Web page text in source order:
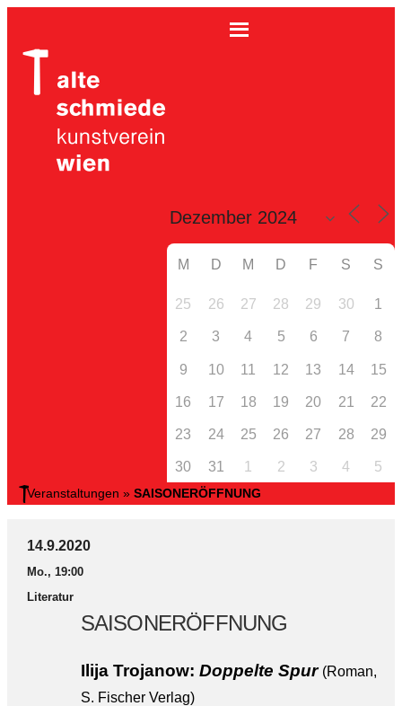
M D M D F S S
25 26 27 28 29 30 1
2 3 4 5 6 7 8
9 10 11 12 13 14 15
16 17 18 19 20 21 22
23 24 25 26 27 28 29
30 31 1 2 3 4 5
Veranstaltungen » SAISONERÖFFNUNG
14.9.2020
Mo., 19:00
Literatur
SAISONERÖFFNUNG
Ilija Trojanow: Doppelte Spur (Roman,
S. Fischer Verlag)